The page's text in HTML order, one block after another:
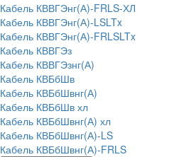
Кабель КВВГЭнг(А)-FRLS-ХЛ
Кабель КВВГЭнг(А)-LSLTx
Кабель КВВГЭнг(А)-FRLSLTx
Кабель КВВГЭз
Кабель КВВГЭзнг(А)
Кабель КВБбШв
Кабель КВБбШвнг(А)
Кабель КВБбШв хл
Кабель КВБбШвнг(А) хл
Кабель КВБбШвнг(А)-LS
Кабель КВБбШвнг(А)-FRLS